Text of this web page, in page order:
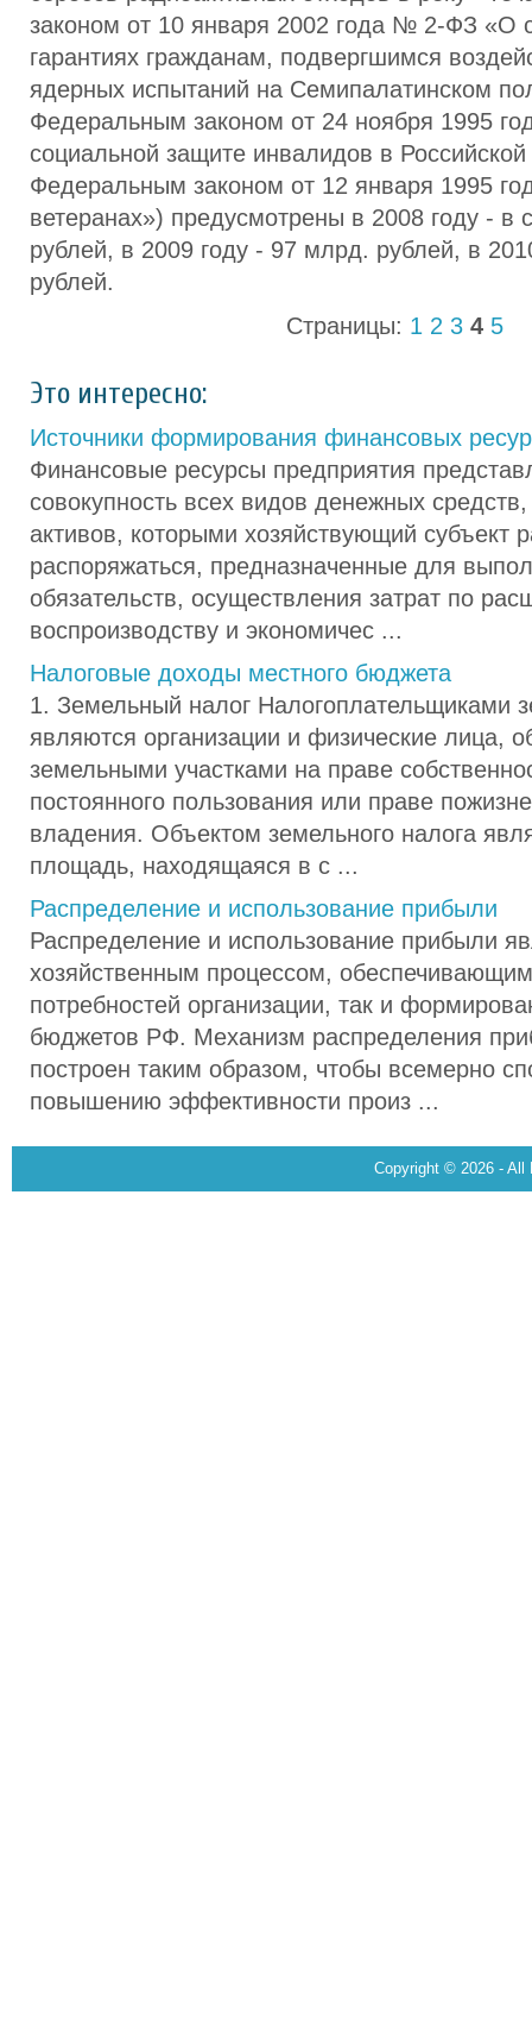
законом от 10 января 2002 года № 2-ФЗ «О
гарантиях гражданам, подвергшимся
ядерных испытаний на Семипалатинском
Федеральным законом от 24 ноября 1995
социальной защите инвалидов в
Федеральным законом от 12 января 1995
ветеранах») предусмотрены в 2008 году -
рублей, в 2009 году - 97 млрд. рублей, в
рублей.
Страницы: 1 2 3 4 5
Это интересно:
Источники формирования финансовых
Финансовые ресурсы предприятия
совокупность всех видов денежных
активов, которыми хозяйствующий субъект
распоряжаться, предназначенные для
обязательств, осуществления затрат по
воспроизводству и экономичес ...
Налоговые доходы местного бюджета
1. Земельный налог Налогоплательщиками
являются организации и физические лица,
земельными участками на праве
постоянного пользования или праве
владения. Объектом земельного налога
площадь, находящаяся в с ...
Распределение и использование прибыли
Распределение и использование прибыли
хозяйственным процессом,
потребностей организации, так и
бюджетов РФ. Механизм распределения
построен таким образом, чтобы всемерно
повышению эффективности произ ...
Copyright © 2026 - All